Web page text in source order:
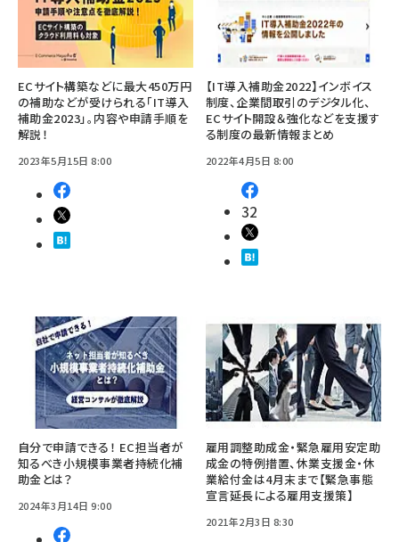
ECサイト構築などに最大450万円
の補助などが受けられる「IT導入
補助金2023」。内容や申請手順を
解説！
2023年5月15日 8:00
【IT導入補助金2022】インボイス
制度、企業間取引のデジタル化、
ECサイト開設＆強化などを支援す
る制度の最新情報まとめ
2022年4月5日 8:00
32
自分で申請できる！ EC担当者が
知るべき小規模事業者持続化補
助金とは？
2024年3月14日 9:00
雇用調整助成金・緊急雇用安定助
成金の特例措置、休業支援金・休
業給付金は4月末まで【緊急事態
宣言延長による雇用支援策】
2021年2月3日 8:30